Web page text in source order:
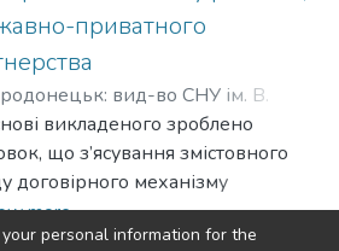
приватного
вид-во СНУ ім. В.
2018)Терещенко, С. В.;
Serhii
викладеного зроблено
що з’ясування змістовного
договірного механізму
державно-приватного
дозволяє висунути для
more
personal information for the